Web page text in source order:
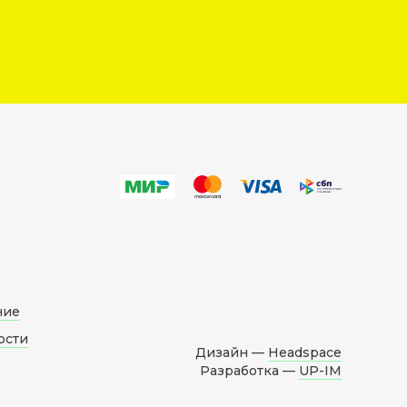
Дизайн — Headspace
Разработка — UP-IM